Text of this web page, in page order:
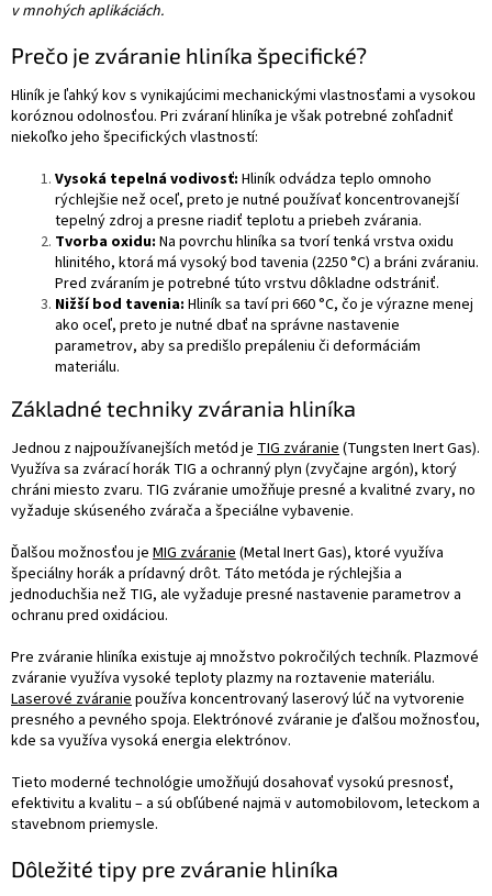
v mnohých aplikáciách.
Prečo je zváranie hliníka špecifické?
Hliník je ľahký kov s vynikajúcimi mechanickými vlastnosťami a vysokou
koróznou odolnosťou. Pri zváraní hliníka je však potrebné zohľadniť
niekoľko jeho špecifických vlastností:
Vysoká tepelná vodivosť: Hliník odvádza teplo omnoho
rýchlejšie než oceľ, preto je nutné používať koncentrovanejší
tepelný zdroj a presne riadiť teplotu a priebeh zvárania.
Tvorba oxidu: Na povrchu hliníka sa tvorí tenká vrstva oxidu
hlinitého, ktorá má vysoký bod tavenia (2250 °C) a bráni zváraniu.
Pred zváraním je potrebné túto vrstvu dôkladne odstrániť.
Nižší bod tavenia: Hliník sa taví pri 660 °C, čo je výrazne menej
ako oceľ, preto je nutné dbať na správne nastavenie
parametrov, aby sa predišlo prepáleniu či deformáciám
materiálu.
Základné techniky zvárania hliníka
Jednou z najpoužívanejších metód je TIG zváranie (Tungsten Inert Gas).
Využíva sa zvárací horák TIG a ochranný plyn (zvyčajne argón), ktorý
chráni miesto zvaru. TIG zváranie umožňuje presné a kvalitné zvary, no
vyžaduje skúseného zvárača a špeciálne vybavenie.
Ďalšou možnosťou je MIG zváranie (Metal Inert Gas), ktoré využíva
špeciálny horák a prídavný drôt. Táto metóda je rýchlejšia a
jednoduchšia než TIG, ale vyžaduje presné nastavenie parametrov a
ochranu pred oxidáciou.
Pre zváranie hliníka existuje aj množstvo pokročilých techník. Plazmové
zváranie využíva vysoké teploty plazmy na roztavenie materiálu.
Laserové zváranie používa koncentrovaný laserový lúč na vytvorenie
presného a pevného spoja. Elektrónové zváranie je ďalšou možnosťou,
kde sa využíva vysoká energia elektrónov.
Tieto moderné technológie umožňujú dosahovať vysokú presnosť,
efektivitu a kvalitu – a sú obľúbené najmä v automobilovom, leteckom a
stavebnom priemysle.
Dôležité tipy pre zváranie hliníka